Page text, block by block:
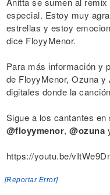
especial. Estoy muy
estrellas y estoy
dice FloyyMenor.
Para más información y
de FloyyMenor, Ozuna
digitales donde la
Sigue a los cantantes
@floyymenor, @ozuna
https://youtu.be/
[Reportar Error]